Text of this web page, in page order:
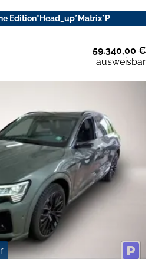
Edition*Head_up*Matrix*P
59.340,00 €
ausweisbar